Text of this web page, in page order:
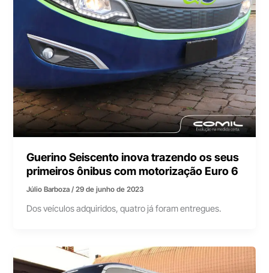
Guerino Seiscento inova trazendo os seus
primeiros ônibus com motorização Euro 6
Júlio Barboza/29 de junho de 2023
Dos veículos adquiridos, quatro já foram entregues.